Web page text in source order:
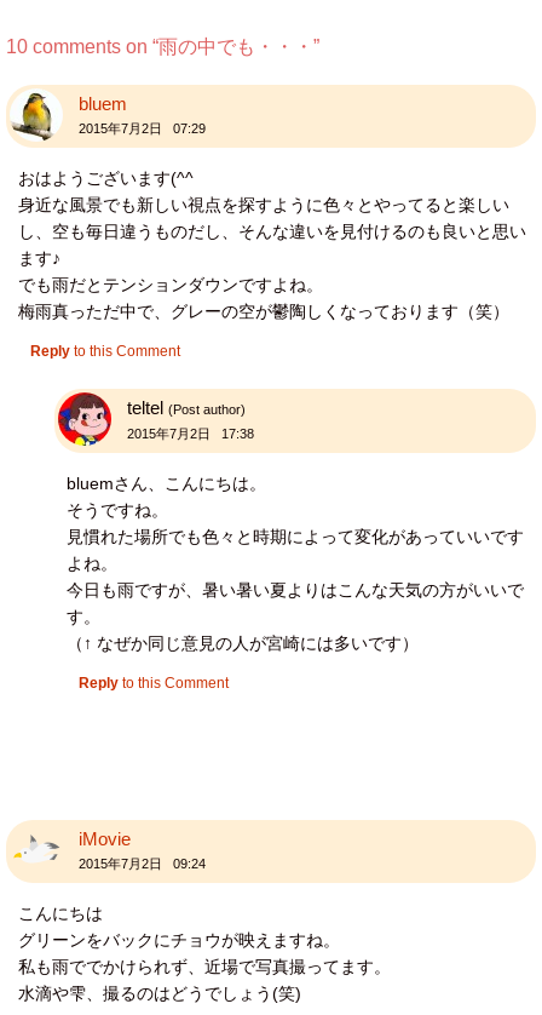
10 comments on “雨の中でも・・・ ”
bluem
2015年7月2日 07:29
おはようございます(^^
身近な風景でも新しい視点を探すように色々とやってると楽しい
し、空も毎日違うものだし、そんな違いを見付けるのも良いと思い
ます♪
でも雨だとテンションダウンですよね。
梅雨真っただ中で、グレーの空が鬱陶しくなっております（笑）
Reply to this Comment
teltel (Post author)
2015年7月2日 17:38
bluemさん、こんにちは。
そうですね。
見慣れた場所でも色々と時期によって変化があっていいです
よね。
今日も雨ですが、暑い暑い夏よりはこんな天気の方がいいで
す。
（↑ なぜか同じ意見の人が宮崎には多いです）
Reply to this Comment
iMovie
2015年7月2日 09:24
こんにちは
グリーンをバックにチョウが映えますね。
私も雨ででかけられず、近場で写真撮ってます。
水滴や雫、撮るのはどうでしょう(笑)